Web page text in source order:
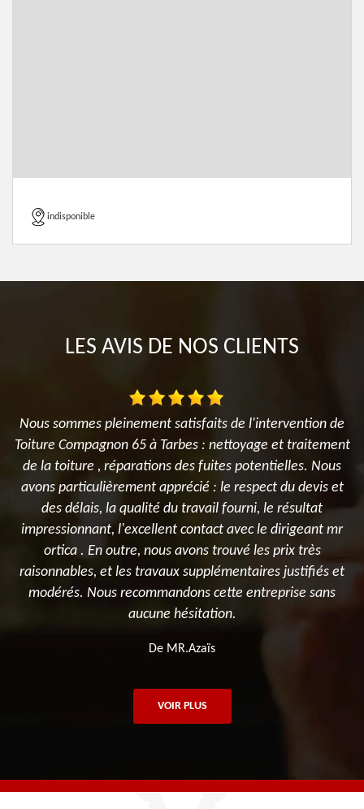
indisponible
LES AVIS DE NOS CLIENTS
Nous sommes pleinement satisfaits de l'intervention de
Toiture Compagnon 65 à Tarbes : nettoyage et traitement
de la toiture , réparations des fuites potentielles. Nous
avons particulièrement apprécié : le respect du devis et
des délais, la qualité du travail fourni, le résultat
impressionnant, l'excellent contact avec le dirigeant mr
ortica . En outre, nous avons trouvé les prix très
raisonnables, et les travaux supplémentaires justifiés et
modérés. Nous recommandons cette entreprise sans
aucune hésitation.
De MR.Azaïs
VOIR PLUS